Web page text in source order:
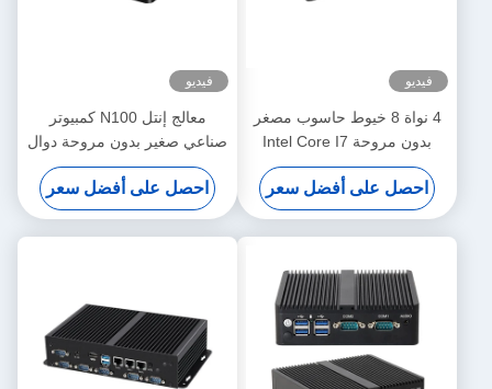
فيديو
4 نواة 8 خيوط حاسوب مصغر
بدون مروحة Intel Core I7
1195G7 مع شبكة LAN
مزدوجة 6COM DDR4
احصل على أفضل سعر
فيديو
معالج إنتل N100 كمبيوتر
صناعي صغير بدون مروحة دوال
COM DDR4 ذاكرة الوصول
الوصول الوصول الوصول
الوصول الوصول الوصول
الوصول الوصول الوصول
الوصول الوصول الوصول
الوصول الوصول الوصول
الوصول الوصول الوصول
الوصول الوصول الوصول
احصل على أفضل سعر